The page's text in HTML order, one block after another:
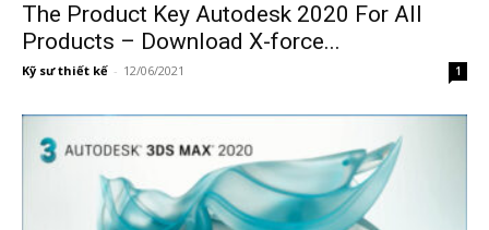
The Product Key Autodesk 2020 For All
Products – Download X-force...
Kỹ sư thiết kế - 12/06/2021 1